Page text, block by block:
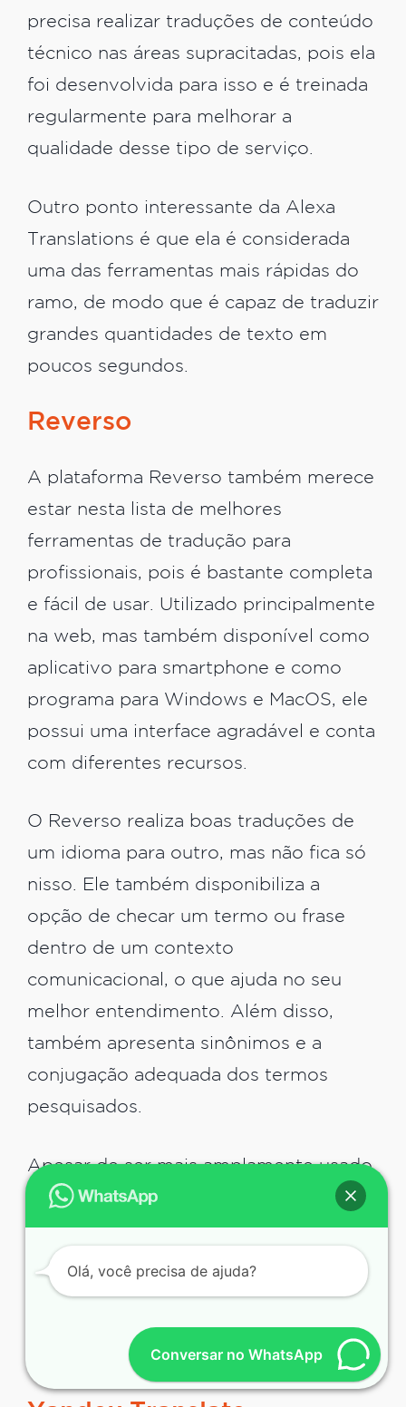
precisa realizar traduções de conteúdo
técnico nas áreas supracitadas, pois ela
foi desenvolvida para isso e é treinada
regularmente para melhorar a
qualidade desse tipo de serviço.
Outro ponto interessante da Alexa
Translations é que ela é considerada
uma das ferramentas mais rápidas do
ramo, de modo que é capaz de traduzir
grandes quantidades de texto em
poucos segundos.
Reverso
A plataforma Reverso também merece
estar nesta lista de melhores
ferramentas de tradução para
profissionais, pois é bastante completa
e fácil de usar. Utilizado principalmente
na web, mas também disponível como
aplicativo para smartphone e como
programa para Windows e MacOS, ele
possui uma interface agradável e conta
com diferentes recursos.
O Reverso realiza boas traduções de
um idioma para outro, mas não fica só
nisso. Ele também disponibiliza a
opção de checar um termo ou frase
dentro de um contexto
comunicacional, o que ajuda no seu
melhor entendimento. Além disso,
também apresenta sinônimos e a
conjugação adequada dos termos
pesquisados.
Apesar de ser mais amplamente usado
para fins de estudo de idiomas, o
Reverso pode ajudar bastante os
tradutores profissionais, já que conta
com tantos recursos interessantes.
Com a aplicação correta, é possível
alcançar excelentes resultados com ele.
Conversar no WhatsApp
Olá, você precisa de ajuda?